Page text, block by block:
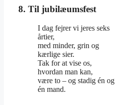
8. Til jubilæumsfest
I dag fejrer vi jeres seks
årtier,
med minder, grin og
kærlige sier.
Tak for at vise os,
hvordan man kan,
være to – og stadig én og
én mand.